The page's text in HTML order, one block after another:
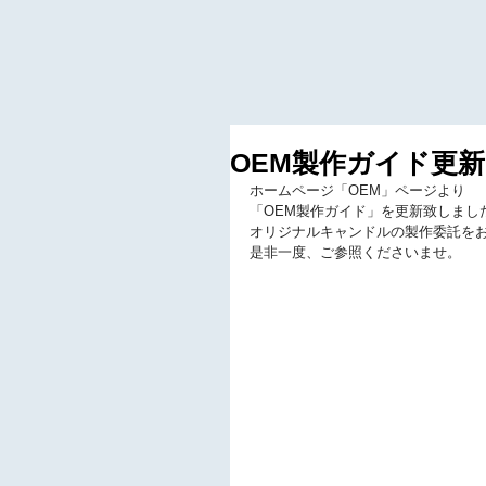
OEM製作ガイド更新
ホームページ「OEM」ページより
「OEM製作ガイド」を更新致しまし
オリジナルキャンドルの製作委託を
是非一度、ご参照くださいませ。